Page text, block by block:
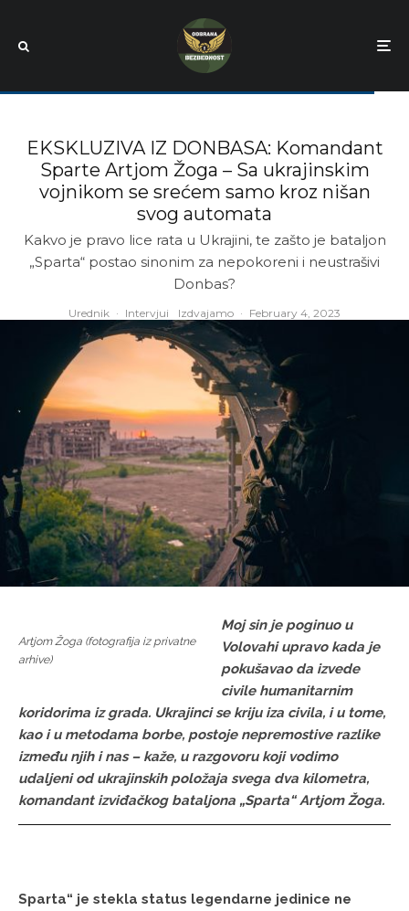
EKSKLUZIVA IZ DONBASA: Komandant
Sparte Artjom Žoga – Sa ukrajinskim
vojnikom se srećem samo kroz nišan
svog automata
Kakvo je pravo lice rata u Ukrajini, te zašto je bataljon
„Sparta“ postao sinonim za nepokoreni i neustrašivi
Donbas?
Urednik · Intervjui Izdvajamo · February 4, 2023
Artjom Žoga (fotografija iz privatne
arhive)
Moj sin je poginuo u
Volovahi upravo kada je
pokušavao da izvede
civile humanitarnim
koridorima iz grada. Ukrajinci se kriju iza civila, i u tome,
kao i u metodama borbe, postoje nepremostive razlike
između njih i nas – kaže, u razgovoru koji vodimo
udaljeni od ukrajinskih položaja svega dva kilometra,
komandant izviđačkog bataljona „Sparta“ Artjom Žoga.
Sparta“ je stekla status legendarne jedinice ne